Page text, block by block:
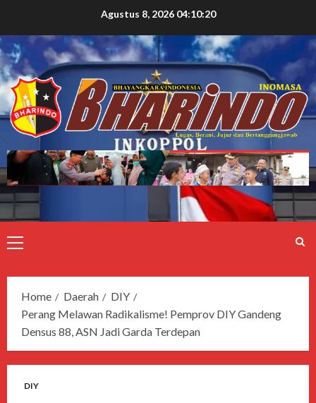
Agustus 8, 2026 04:10:21
Home Daerah
DIY
Perang Melawan Radikalisme! Pemprov DIY Gandeng
Densus 88, ASN Jadi Garda Terdepan
DIY